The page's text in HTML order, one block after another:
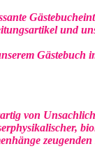
und
Gästebuch
von